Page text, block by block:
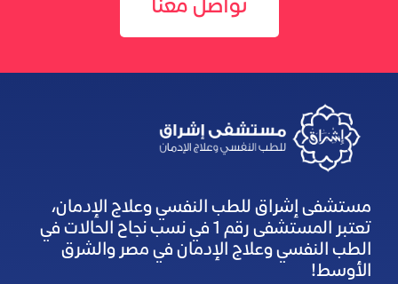
تواصل معنا
مستشفى إشراق للطب النفسي وعلاج الإدمان،
تعتبر المستشفى رقم 1 في نسب نجاح الحالات في
الطب النفسي وعلاج الإدمان في مصر والشرق
الأوسط!